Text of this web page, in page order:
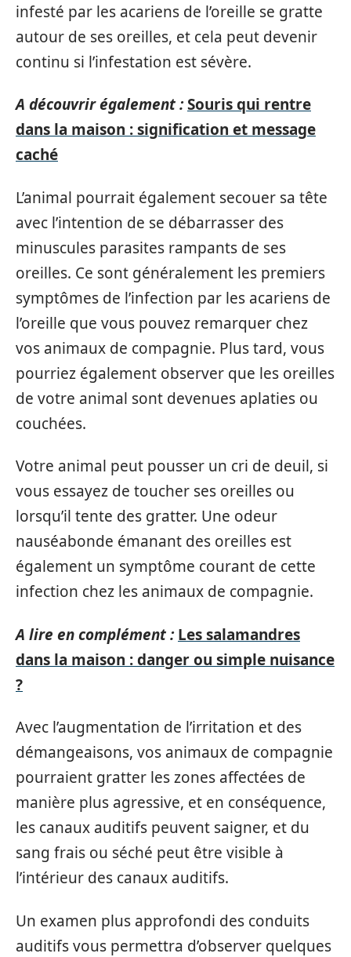
infesté par les acariens de l’oreille se gratte
autour de ses oreilles, et cela peut devenir
continu si l’infestation est sévère.
A découvrir également :Souris qui rentre
dans la maison : signification et message
caché
L’animal pourrait également secouer sa tête
avec l’intention de se débarrasser des
minuscules parasites rampants de ses
oreilles. Ce sont généralement les premiers
symptômes de l’infection par les acariens de
l’oreille que vous pouvez remarquer chez
vos animaux de compagnie. Plus tard, vous
pourriez également observer que les oreilles
de votre animal sont devenues aplaties ou
couchées.
Votre animal peut pousser un cri de deuil, si
vous essayez de toucher ses oreilles ou
lorsqu’il tente des gratter. Une odeur
nauséabonde émanant des oreilles est
également un symptôme courant de cette
infection chez les animaux de compagnie.
A lire en complément : Les salamandres
dans la maison : danger ou simple nuisance
?
Avec l’augmentation de l’irritation et des
démangeaisons, vos animaux de compagnie
pourraient gratter les zones affectées de
manière plus agressive, et en conséquence,
les canaux auditifs peuvent saigner, et du
sang frais ou séché peut être visible à
l’intérieur des canaux auditifs.
Un examen plus approfondi des conduits
auditifs vous permettra d’observer quelques